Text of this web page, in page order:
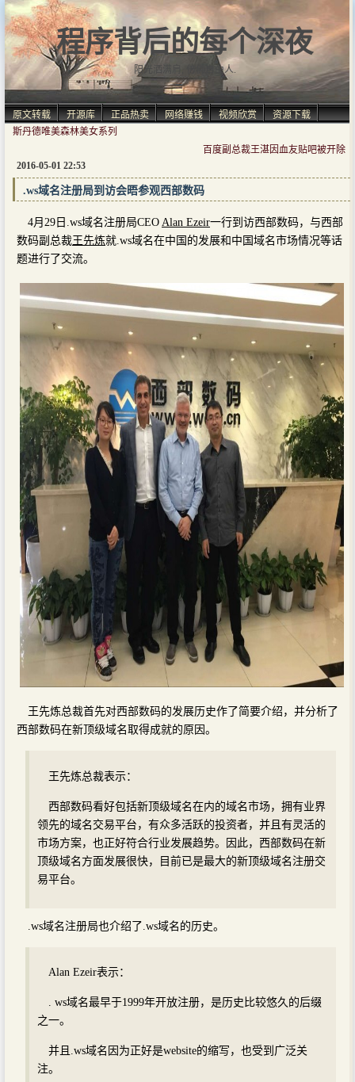
程序背后的每个深夜
阳光洒满肩, 仿佛自由人.
原文转载 开源库 正品热卖 网络赚钱 视频欣赏
资源下载
斯丹德唯美森林美女系列
百度副总裁王湛因血友贴吧被开除
2016-05-01 22:53
.ws域名注册局到访会晤参观西部数码
4月29日.ws域名注册局CEO Alan Ezeir一行到访西部数码，与西部
数码副总裁王先炼就.ws域名在中国的发展和中国域名市场情况等话
题进行了交流。
王先炼总裁首先对西部数码的发展历史作了简要介绍，并分析了
西部数码在新顶级域名取得成就的原因。
王先炼总裁表示：
西部数码看好包括新顶级域名在内的域名市场，拥有业界
领先的域名交易平台，有众多活跃的投资者，并且有灵活的
市场方案，也正好符合行业发展趋势。因此，西部数码在新
顶级域名方面发展很快，目前已是最大的新顶级域名注册交
易平台。
.ws域名注册局也介绍了.ws域名的历史。
Alan Ezeir表示：
. ws域名最早于1999年开放注册，是历史比较悠久的后缀
之一。
并且.ws域名因为正好是website的缩写，也受到广泛关
注。